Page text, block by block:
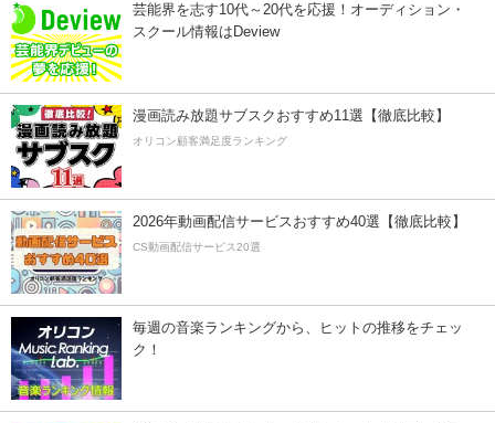
芸能界を志す10代～20代を応援！オーディション・
スクール情報はDeview
漫画読み放題サブスクおすすめ11選【徹底比較】
オリコン顧客満足度ランキング
2026年動画配信サービスおすすめ40選【徹底比較】
CS動画配信サービス20選
毎週の音楽ランキングから、ヒットの推移をチェッ
ク！